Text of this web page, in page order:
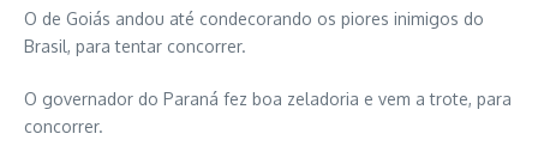
O de Goiás andou até condecorando os piores inimigos do
Brasil, para tentar concorrer.
O governador do Paraná fez boa zeladoria e vem a trote, para
concorrer.